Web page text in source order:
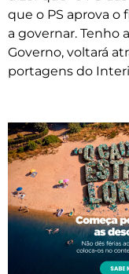
que o PS aprova
a governar. Tenho
Governo, voltará
portagens do